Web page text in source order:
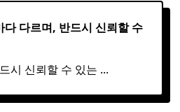
다르며, 반드시 신뢰할 수
시 신뢰할 수 있는 ...